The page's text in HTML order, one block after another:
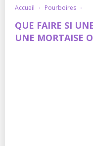
accueil · pourboires ·
QUE FAIRE SI
UNE MORTAISE